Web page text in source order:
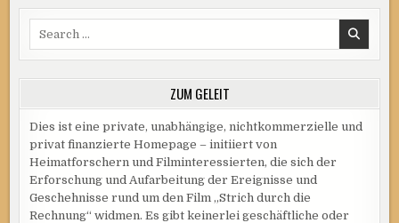
ZUM GELEIT
Dies ist eine private, unabhängige, nichtkommerzielle und
privat finanzierte Homepage – initiiert von
Heimatforschern und Filminteressierten, die sich der
Erforschung und Aufarbeitung der Ereignisse und
Geschehnisse rund um den Film „Strich durch die
Rechnung“ widmen. Es gibt keinerlei geschäftliche oder